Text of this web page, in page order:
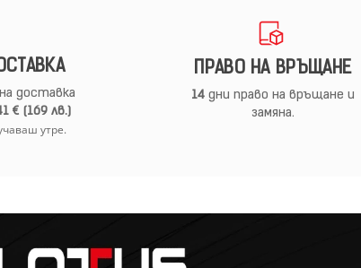
доставка
€ (169 лв.)
утре.
ПРАВО НА ВРЪЩАНЕ
14дни право на връщане и
замяна.